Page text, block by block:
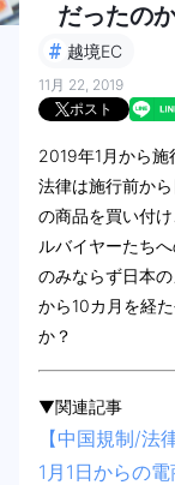
だったの
# 越境EC
11月 22, 2019
ポスト
2019年1月から
法律は施行前か
の商品を買い付
ルバイヤーたち
のみならず日本
から10カ月を経
か？
▼関連記事
【中国規制/法
1月1日からの